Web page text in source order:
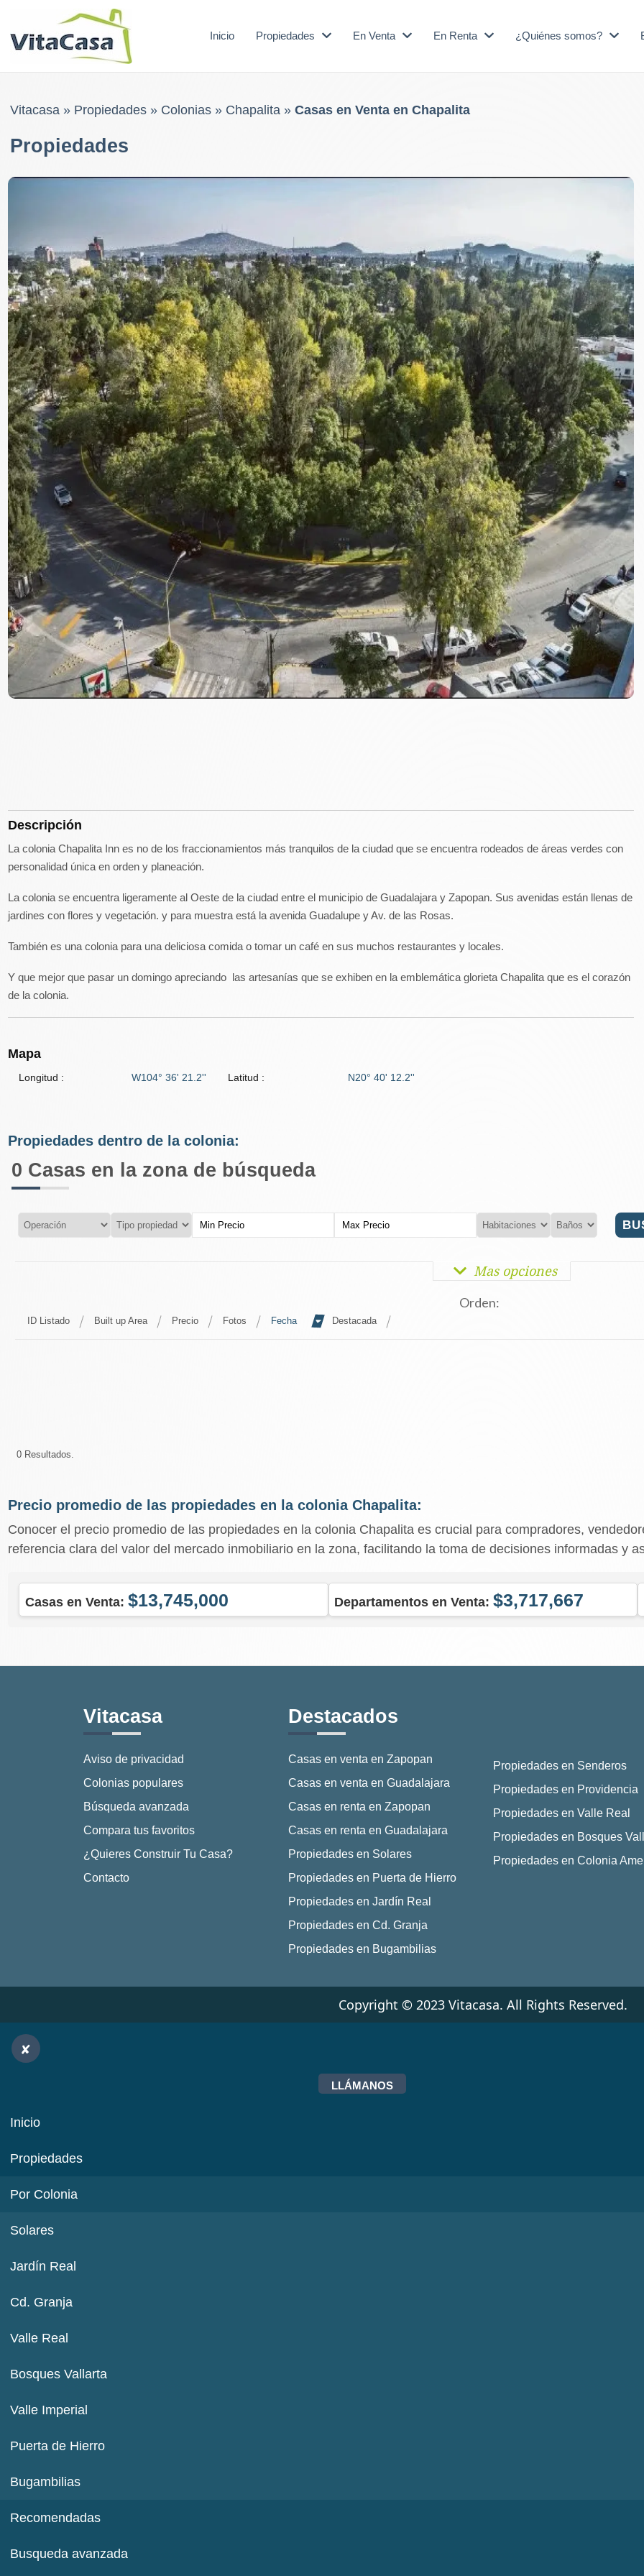
Inicio Propiedades En Venta En Renta ¿Quiénes somos?
Vitacasa» Propiedades» Colonias» Chapalita» Casas en Venta en Chapalita
Propiedades
Descripción
La colonia Chapalita Inn es no de los fraccionamientos más tranquilos de la ciudad que se encuentra rodeados de áreas verdes con
personalidad única en orden y planeación.
La colonia se encuentra ligeramente al Oeste de la ciudad entre el municipio de Guadalajara y Zapopan. Sus avenidas están llenas de
jardines con flores y vegetación. y para muestra está la avenida Guadalupe y Av. de las Rosas.
También es una colonia para una deliciosa comida o tomar un café en sus muchos restaurantes y locales.
Y que mejor que pasar un domingo apreciando las artesanías que se exhiben en la emblemática glorieta Chapalita que es el corazón
de la colonia.
Mapa
Longitud : W104° 36' 21.2'' Latitud : N20° 40' 12.2''
Propiedades dentro de la colonia:
0 Casas en la zona de búsqueda
Mas opciones
Orden:
ID Listado Built up Area Precio Fotos Fecha Destacada
0 Resultados.
Precio promedio de las propiedades en la colonia Chapalita:
Conocer el precio promedio de las propiedades en la colonia Chapalita es crucial para compradores,
referencia clara del valor del mercado inmobiliario en la zona, facilitando la toma de decisiones informadas y
Casas en Venta: $13,745,000 Departamentos en Venta:$3,717,667
Vitacasa
Aviso de privacidad
Colonias populares
Búsqueda avanzada
Compara tus favoritos
¿Quieres Construir Tu Casa?
Contacto
Destacados
Casas en venta en Zapopan
Casas en venta en Guadalajara
Casas en renta en Zapopan
Casas en renta en Guadalajara
Propiedades en Solares
Propiedades en Puerta de Hierro
Propiedades en Jardín Real
Propiedades en Cd. Granja
Propiedades en Bugambilias
Propiedades en Senderos
Propiedades en Providencia
Propiedades en Valle Real
Propiedades en Bosques
Propiedades en Colonia
Copyright © 2023 Vitacasa. All Rights Reserved.
LLÁMANOS
Inicio
Propiedades
Por Colonia
Solares
Jardín Real
Cd. Granja
Valle Real
Bosques Vallarta
Valle Imperial
Puerta de Hierro
Bugambilias
Recomendadas
Busqueda avanzada